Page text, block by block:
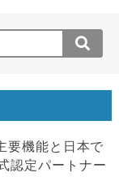
要機能と日本で
認定パートナー